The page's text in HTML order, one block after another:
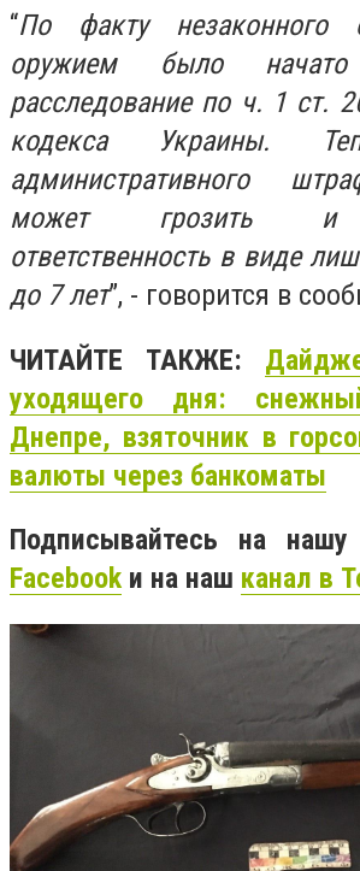
“По факту незаконного
оружием было начато
расследование по ч. 1 ст.
кодекса Украины.
административного
может грозить и
ответственность в виде
до 7 лет”, - говорится в
ЧИТАЙТЕ ТАКЖЕ:
уходящего дня:
Днепре, взяточник в
валюты через банкоматы
Подписывайтесь на нашу
Facebook и на наш канал в